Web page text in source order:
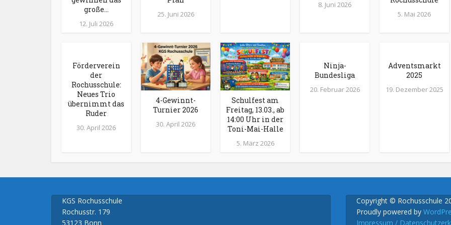
große...
12. Juli 2026
25. Juni 2026
8. Juni 2026
5. Mai 2026
Förderverein
der
Rochusschule:
Neues Trio
übernimmt das
Ruder
30. April 2026
4-Gewinnt-
Turnier 2026
30. April 2026
Schulfest am
Freitag, 13.03., ab
14:00 Uhr in der
Toni-Mai-Halle
5. März 2026
Ninja-
Bundesliga
20. Februar 2026
Adventsmarkt
2025
19. Dezember 2025
KGS Rochusschule
Rochusstr. 179
53123 Bonn
Copyright © Rochusschule
Proudly powered by
Impressum /